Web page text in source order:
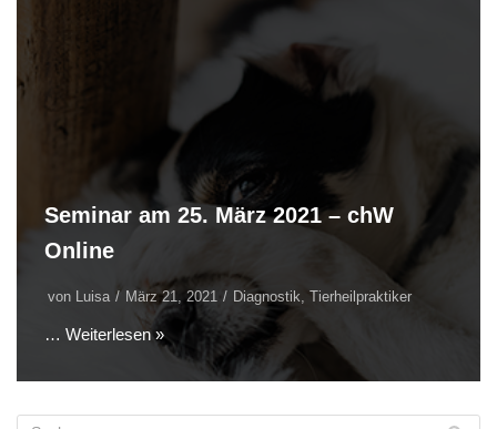
Seminar am 25. März 2021 – chW
Online
von Luisa März 21, 2021 Diagnostik, Tierheilpraktiker
… Weiterlesen »